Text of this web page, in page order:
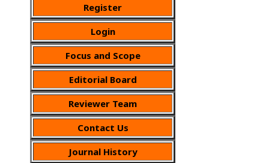
Register
Login
Focus and Scope
Editorial Board
Reviewer Team
Contact Us
Journal History